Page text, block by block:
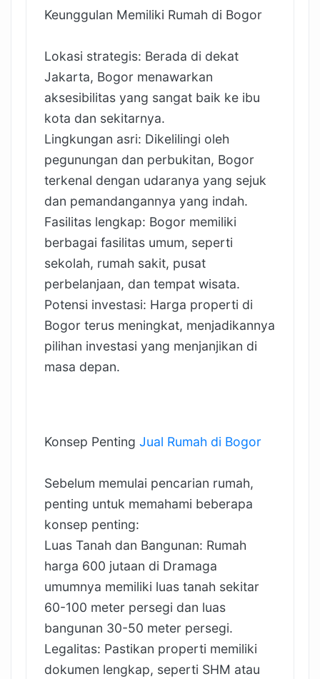
Keunggulan Memiliki Rumah di Bogor
Lokasi strategis: Berada di dekat
Jakarta, Bogor menawarkan
aksesibilitas yang sangat baik ke ibu
kota dan sekitarnya.
Lingkungan asri: Dikelilingi oleh
pegunungan dan perbukitan, Bogor
terkenal dengan udaranya yang sejuk
dan pemandangannya yang indah.
Fasilitas lengkap: Bogor memiliki
berbagai fasilitas umum, seperti
sekolah, rumah sakit, pusat
perbelanjaan, dan tempat wisata.
Potensi investasi: Harga properti di
Bogor terus meningkat, menjadikannya
pilihan investasi yang menjanjikan di
masa depan.
Konsep Penting Jual Rumah di Bogor
Sebelum memulai pencarian rumah,
penting untuk memahami beberapa
konsep penting:
Luas Tanah dan Bangunan: Rumah
harga 600 jutaan di Dramaga
umumnya memiliki luas tanah sekitar
60-100 meter persegi dan luas
bangunan 30-50 meter persegi.
Legalitas: Pastikan properti memiliki
dokumen lengkap, seperti SHM atau